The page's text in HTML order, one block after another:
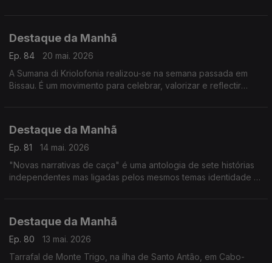
Destaque da Manhã
Ep. 84
20 mai. 2026
A Sumana di Kriolofonia realizou-se na semana passada em
Bissau. É um movimento para celebrar, valorizar e reflectir
Destaque da Manhã
Ep. 81
14 mai. 2026
"Novas narrativas de caça" é uma antologia de sete histórias
independentes mas ligadas pelos mesmos temas identidade e
Destaque da Manhã
Ep. 80
13 mai. 2026
Tarrafal de Monte Trigo, na ilha de Santo Antão, em Cabo-